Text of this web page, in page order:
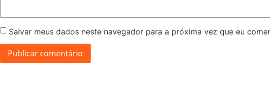
Salvar meus dados neste navegador para a próxima vez que eu